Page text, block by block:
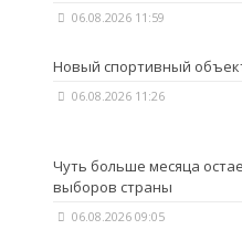
06.08.2026 11:59
Новый спортивный
06.08.2026 11:26
Чуть больше месяца
выборов страны
06.08.2026 09:05